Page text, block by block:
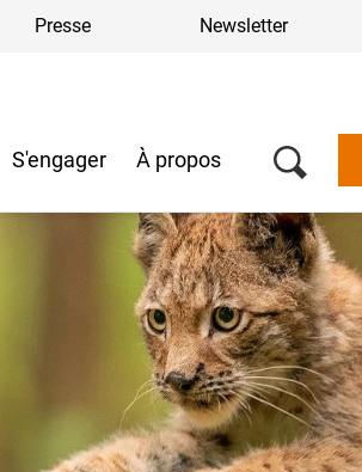
Presse Newsletter
S'engager À propos